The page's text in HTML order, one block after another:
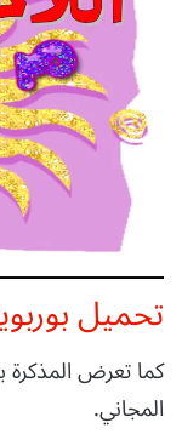
تحميل
المجاني.